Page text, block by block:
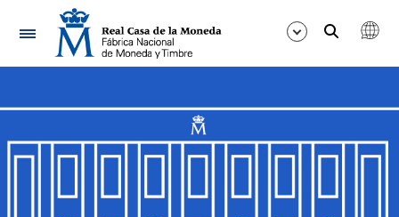
Navegació
Mostra/Amaga